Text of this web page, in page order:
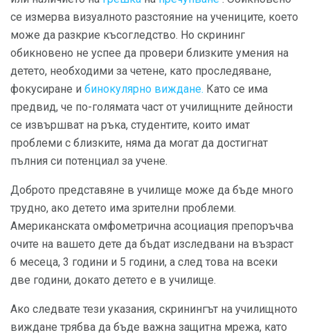
се измерва визуалното разстояние на учениците, което
може да разкрие късогледство. Но скрининг
обикновено не успее да провери близките умения на
детето, необходими за четене, като проследяване,
фокусиране и бинокулярно виждане. Като се има
предвид, че по-голямата част от училищните дейности
се извършват на ръка, студентите, които имат
проблеми с близките, няма да могат да достигнат
пълния си потенциал за учене.
Доброто представяне в училище може да бъде много
трудно, ако детето има зрителни проблеми.
Американската омфометрична асоциация препоръчва
очите на вашето дете да бъдат изследвани на възраст
6 месеца, 3 години и 5 години, а след това на всеки
две години, докато детето е в училище.
Ако следвате тези указания, скринингът на училищното
виждане трябва да бъде важна защитна мрежа, като